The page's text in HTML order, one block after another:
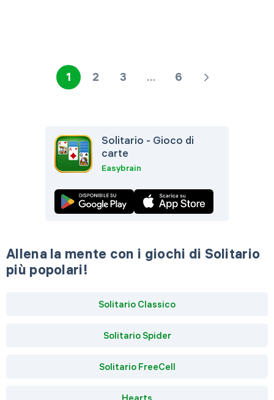
1 2 3 … 6
Solitario - Gioco di
carte
Easybrain
Allena la mente con i giochi di Solitario
più popolari!
Solitario Classico
Solitario Spider
Solitario FreeCell